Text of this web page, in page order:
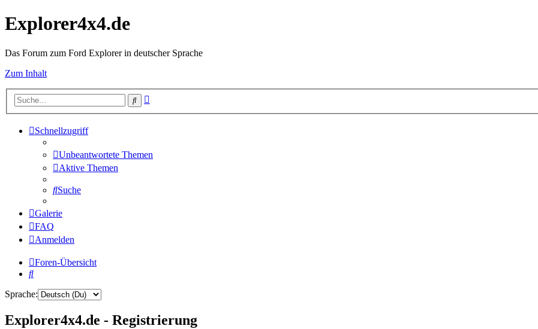
Explorer4x4.de
Das Forum zum Ford Explorer in deutscher Sprache
Zum Inhalt
Suche
Schnellzugriff
Unbeantwortete Themen
Aktive Themen
Suche
Galerie
FAQ
Anmelden
Foren-Übersicht
Suche
Sprache:
Explorer4x4.de - Registrierung